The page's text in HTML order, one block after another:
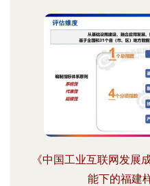
《中国工业互联网发展
能下的福建